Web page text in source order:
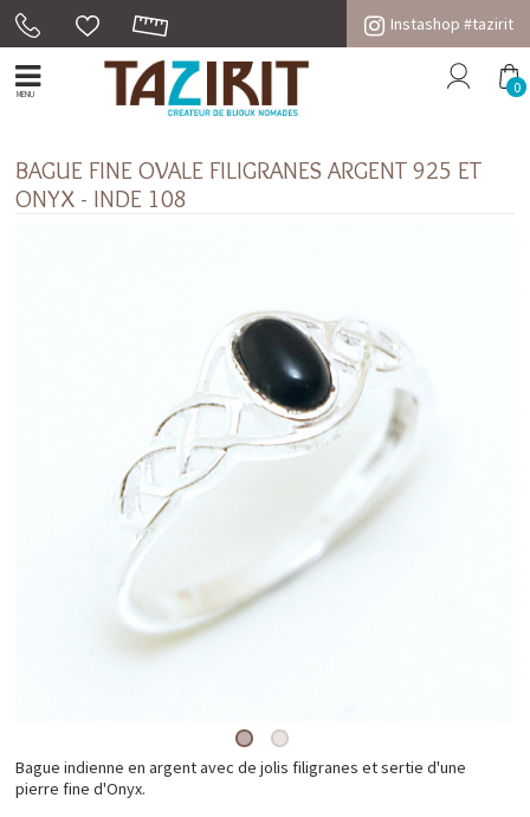
Instashop #tazirit
MENU 0
BAGUE FINE OVALE FILIGRANES ARGENT 925 ET
ONYX - INDE 108
Bague indienne en argent avec de jolis filigranes et sertie d'une
pierre fine d'Onyx.